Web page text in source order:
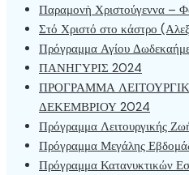
Παραμονὴ Χριστούγεννα –
Στό Χριστό στο κάστρο
Πρόγραμμα Αγίου
ΠΑΝΗΓΥΡΙΣ 2024
ΠΡΟΓΡΑΜΜΑ
ΔΕΚΕΜΒΡΙΟΥ 2024
Πρόγραμμα Λειτουργικής
Πρόγραμμα Μεγάλης
Πρόγραμμα Κατανυκτικών